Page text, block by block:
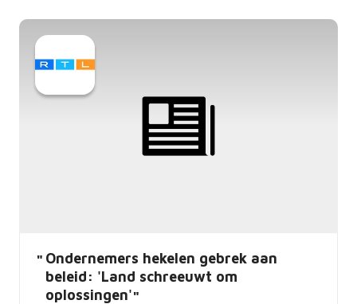
Ondernemers hekelen gebrek aan
beleid: 'Land schreeuwt om
oplossingen'